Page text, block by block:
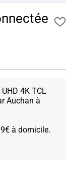
4K TCL
Auchan à